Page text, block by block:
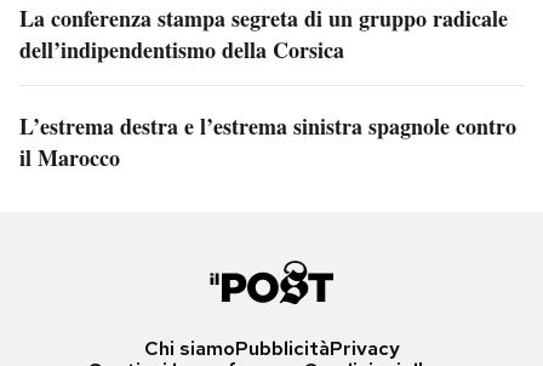
La conferenza stampa segreta di un gruppo radicale
dell’indipendentismo della Corsica
L’estrema destra e l’estrema sinistra spagnole contro
il Marocco
Chi siamoPubblicitàPrivacy